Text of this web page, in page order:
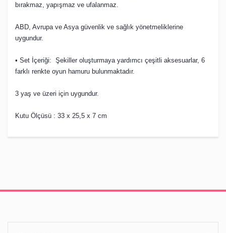
bırakmaz, yapışmaz ve ufalanmaz.
ABD, Avrupa ve Asya güvenlik ve sağlık yönetmeliklerine
uygundur.
• Set İçeriği: Şekiller oluşturmaya yardımcı çeşitli aksesuarlar, 6
farklı renkte oyun hamuru bulunmaktadır.
3 yaş ve üzeri için uygundur.
Kutu Ölçüsü : 33 x 25,5 x 7 cm